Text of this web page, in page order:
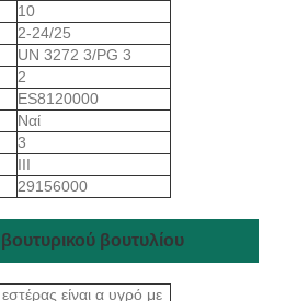
10
2-24/25
UN 3272 3/PG 3
2
ES8120000
Ναί
3
III
29156000
βουτυλίου
είναι α υγρό με